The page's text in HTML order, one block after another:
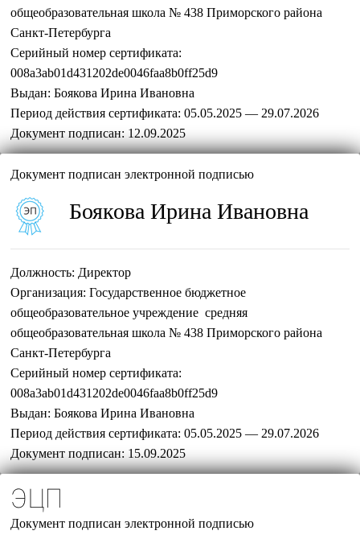
общеобразовательная школа № 438 Приморского района
Санкт-Петербурга
Серийный номер сертификата:
008a3ab01d431202de0046faa8b0ff25d9
Выдан: Боякова Ирина Ивановна
Период действия сертификата: 05.05.2025 — 29.07.2026
Документ подписан: 12.09.2025
Документ подписан электронной подписью
Боякова Ирина Ивановна
Должность: Директор
Организация: Государственное бюджетное
общеобразовательное учреждение средняя
общеобразовательная школа № 438 Приморского района
Санкт-Петербурга
Серийный номер сертификата:
008a3ab01d431202de0046faa8b0ff25d9
Выдан: Боякова Ирина Ивановна
Период действия сертификата: 05.05.2025 — 29.07.2026
Документ подписан: 15.09.2025
ЭЦП
Документ подписан электронной подписью